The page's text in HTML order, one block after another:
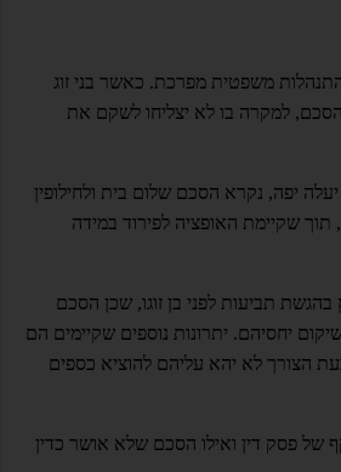
משפטית מפרכת. כאשר בני זוג
למקרה בו לא יצליחו לשקם את
יפה, נקרא הסכם שלום בית ולחילופין
תוך שקיימת האופציה לפירוד במידה
תביעות לפני בן זוגו, שכן הסכם
יחסיהם. יתרונות נוספים שקיימים הם
הצורך לא יהא עליהם להוציא כספים
פסק דין ואילו הסכם שלא אושר כדין